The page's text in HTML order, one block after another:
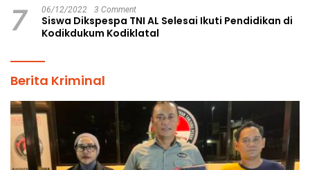
7 06/12/2022 3 Comment
Siswa Dikspespa TNI AL Selesai Ikuti Pendidikan di
Kodikdukum Kodiklatal
Berita Kriminal